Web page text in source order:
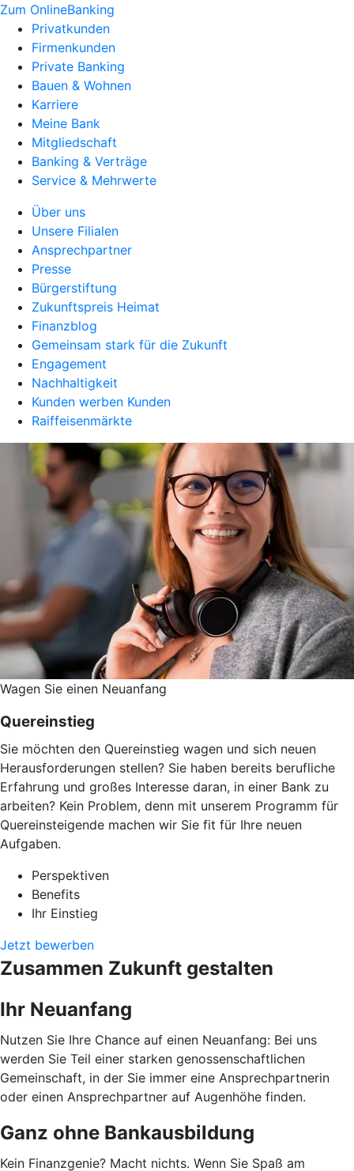
Zum OnlineBanking
Privatkunden
Firmenkunden
Private Banking
Bauen & Wohnen
Karriere
Meine Bank
Mitgliedschaft
Banking & Verträge
Service & Mehrwerte
Über uns
Unsere Filialen
Ansprechpartner
Presse
Bürgerstiftung
Zukunftspreis Heimat
Finanzblog
Gemeinsam stark für die Zukunft
Engagement
Nachhaltigkeit
Kunden werben Kunden
Raiffeisenmärkte
Wagen Sie einen Neuanfang
Quereinstieg
Sie möchten den Quereinstieg wagen und sich neuen
Herausforderungen stellen? Sie haben bereits berufliche
Erfahrung und großes Interesse daran, in einer Bank zu
arbeiten? Kein Problem, denn mit unserem Programm für
Quereinsteigende machen wir Sie fit für Ihre neuen
Aufgaben.
Perspektiven
Benefits
Ihr Einstieg
Jetzt bewerben
Zusammen Zukunft gestalten
Ihr Neuanfang
Nutzen Sie Ihre Chance auf einen Neuanfang: Bei uns
werden Sie Teil einer starken genossenschaftlichen
Gemeinschaft, in der Sie immer eine Ansprechpartnerin
oder einen Ansprechpartner auf Augenhöhe finden.
Ganz ohne Bankausbildung
Kein Finanzgenie? Macht nichts. Wenn Sie Spaß am